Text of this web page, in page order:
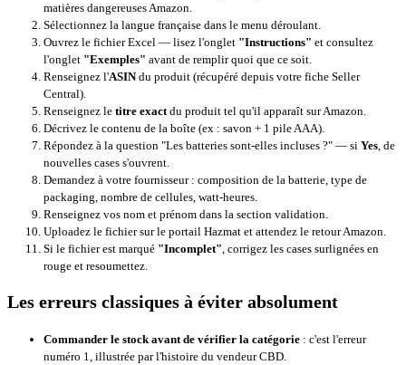
matières dangereuses Amazon.
Sélectionnez la langue française dans le menu déroulant.
Ouvrez le fichier Excel — lisez l'onglet "Instructions" et consultez
l'onglet "Exemples" avant de remplir quoi que ce soit.
Renseignez l'ASINdu produit (récupéré depuis votre fiche Seller
Central).
Renseignez le titre exactdu produit tel qu'il apparaît sur Amazon.
Décrivez le contenu de la boîte (ex : savon + 1 pile AAA).
Répondez à la question "Les batteries sont-elles incluses ?" — si Yes, de
nouvelles cases s'ouvrent.
Demandez à votre fournisseur : composition de la batterie, type de
packaging, nombre de cellules, watt-heures.
Renseignez vos nom et prénom dans la section validation.
Uploadez le fichier sur le portail Hazmat et attendez le retour Amazon.
Si le fichier est marqué "Incomplet", corrigez les cases surlignées en
rouge et resoumettez.
Les erreurs classiques à éviter absolument
Commander le stock avant de vérifier la catégorie : c'est l'erreur
numéro 1, illustrée par l'histoire du vendeur CBD.